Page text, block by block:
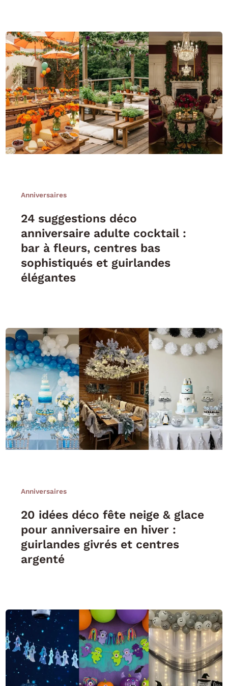
Anniversaires
24 suggestions déco
anniversaire adulte cocktail :
bar à fleurs, centres bas
sophistiqués et guirlandes
élégantes
Anniversaires
20 idées déco fête neige & glace
pour anniversaire en hiver :
guirlandes givrés et centres
argenté